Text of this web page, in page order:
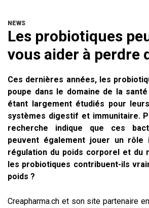
NEWS
Les probiotiques
vous aider à perdre
Ces dernières années, les
poupe dans le domaine de la
étant largement étudiés pour
systèmes digestif et immunitaire.
recherche indique que ces
peuvent également jouer un rôle
régulation du poids corporel et du
les probiotiques contribuent-ils
poids ?
Creapharma.ch et son site partenaire